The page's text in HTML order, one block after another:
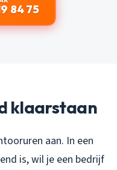
84 75
klaarstaan
aan. In een
is, wil je een bedrijf